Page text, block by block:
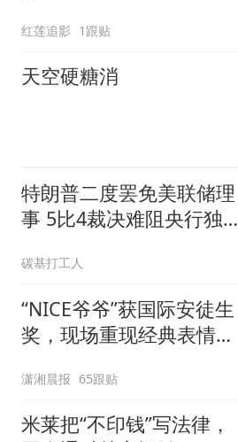
红莲追影 1跟贴
天空硬糖消
特朗普二度罢免美联储理
事 5比4裁决难阻央行独立
碳基打工人
“NICE爷爷”获国际安徒生
奖，现场重现经典表情
潇湘晨报 65跟贴
米莱把“不印钱”写法律，